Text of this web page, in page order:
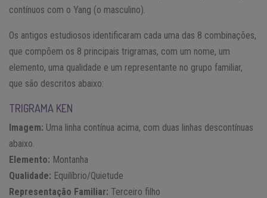
contínuos com o Yang (o masculino).
Os antigos estudiosos identificaram cada uma das 8 combinações,
que compõem os 8 principais trigramas, com um nome, um
elemento, uma qualidade e um representante no grupo familiar,
que são descritos abaixo:
TRIGRAMA KEN
Imagem: Uma linha contínua acima, com duas linhas descontínuas
abaixo.
Elemento: Montanha
Qualidade: Equilíbrio/Quietude
Representação Familiar: Terceiro filho